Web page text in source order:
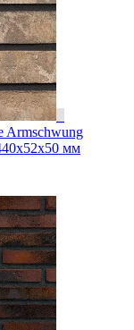
Armschwung
мм